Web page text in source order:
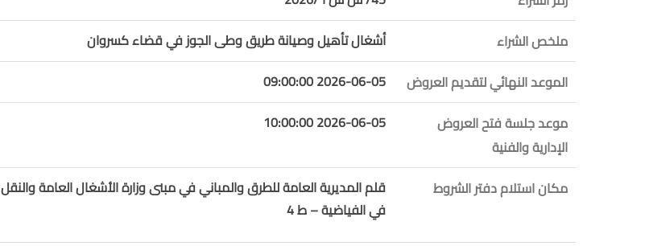
ملخص الشراء
أشغال تأهيل وصيانة طريق وطى الجوز في قضاء كسروان
الموعد النهائي لتقديم العروض
2026-06-05 09:00:00
موعد جلسة فتح العروض
الإدارية والفنية
2026-06-05 10:00:00
مكان استلام دفتر الشروط
قلم المديرية العامة للطرق والمباني في مبنى وزارة الأشغال العامة والنقل
في الفياضية – ط 4